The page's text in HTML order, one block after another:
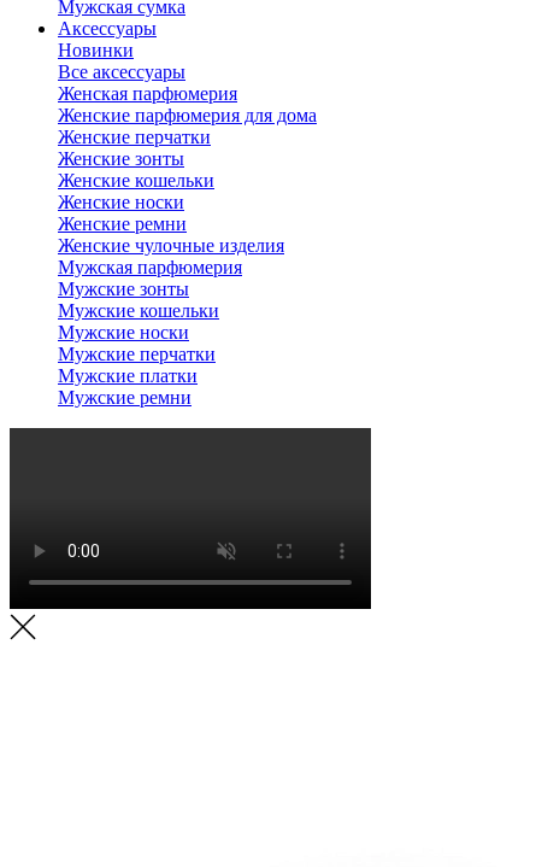
Мужская сумка
Аксессуары
Новинки
Все аксессуары
Женская парфюмерия
Женские парфюмерия для дома
Женские перчатки
Женские зонты
Женские кошельки
Женские носки
Женские ремни
Женские чулочные изделия
Мужская парфюмерия
Мужские зонты
Мужские кошельки
Мужские носки
Мужские перчатки
Мужские платки
Мужские ремни